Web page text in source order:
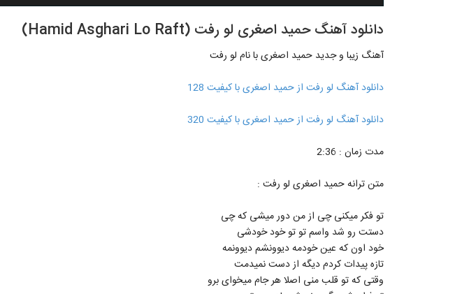
دانلود آهنگ حمید اصغری لو رفت (Hamid Asghari Lo Raft)
آهنگ زیبا و جدید حمید اصغری با نام لو رفت
دانلود آهنگ لو رفت از حمید اصغری با کیفیت 128
دانلود آهنگ لو رفت از حمید اصغری با کیفیت 320
مدت زمان : 2:36
متن ترانه حمید اصغری لو رفت :
تو فکر میکنی چی از من دور میشی که چی
دستت رو شد واسم تو تو خود خودشی
خود اون که عین خودمه دیوونشم دیوونمه
تازه پیدات کردم دیگه از دست نمیدمت
وقتی که تو قلب منی اصلا هر جام میخوای برو